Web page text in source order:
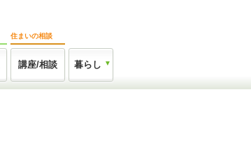
住まいの相談
講座/相談 暮らし